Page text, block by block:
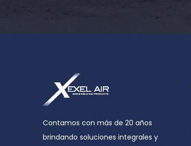
Contamos con más de 20 años
brindando soluciones integrales y